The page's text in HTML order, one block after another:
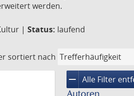
werden.
| Status: laufend
sortiert nach
remove Alle Filter